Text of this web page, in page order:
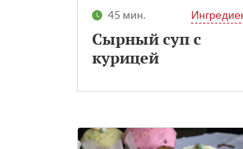
45 мин.
Сырный суп с
курицей